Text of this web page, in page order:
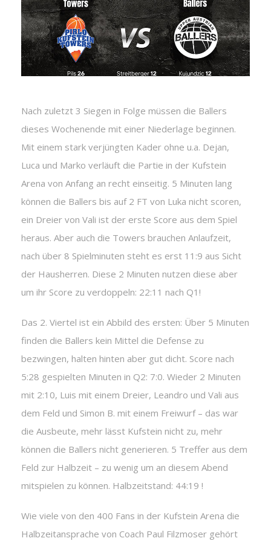
Nach zuletzt 3 Siegen in Folge müssen die Ballers
dieses Wochenende mit einer Niederlage beginnen.
Mit einem stark verjüngten Kader ohne u.a. Dejan,
Luca und Marko verläuft die Partie in der Kufstein
Arena von Anfang an recht einseitig. 5 Minuten lang
können die Ballers bis auf 2 FT von Luka nicht scoren,
ein Dreier von Vali ist der erste Score aus dem Spiel
heraus. Aber auch die Towers brauchen Anlaufzeit,
nach über 8 Spielminuten steht es erst 11:9 aus Sicht
der Hausherren. Diese 2 Minuten nutzen diese aber
um ihr Score zu verdoppeln: 22:11 nach Q1!
Das 2. Viertel ist ein Abbild des ersten: Über 5 Minuten
finden die Ballers kein Mittel die Defense zu
bezwingen, halten hinten aber gut dicht. Score nach
5:28 gespielten Minuten in Q2: 7:0. Wieder 2 Minuten
mit 2:10, Luis mit einem Dreier, Leandro und Vali aus
dem Feld und Simon B. mit einem Freiwurf – das war
die Ausbeute, mehr lässt Kufstein nicht zu, mehr
können die Ballers nicht generieren. 5 Treffer aus dem
Feld zur Halbzeit – zu wenig um an diesem Abend
mitspielen zu können. Halbzeitstand: 44:19 !
Wie viele von den 400 Fans in der Kufstein Arena die
Halbzeitansprache von Coach Paul Filzmoser gehört